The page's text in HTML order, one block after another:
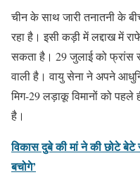
चीन के साथ जारी तनातनी के
रहा है। इसी कड़ी में लद्दाख में
सकता है। 29 जुलाई को फ्रांस
वाली है। वायु सेना ने अपने
मिग-29 लड़ाकू विमानों को पहले
है।
विकास दुबे की मां ने की छोटे
बचोगे’